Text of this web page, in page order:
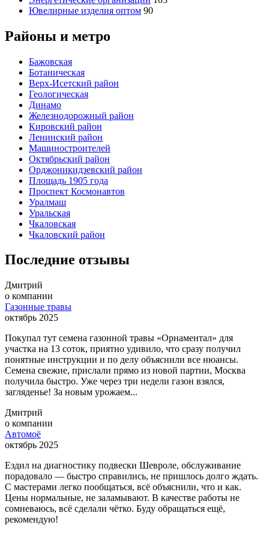
Ювелирные изделия оптом 90
Районы и метро
Бажовская
Ботаническая
Верх-Исетский район
Геологическая
Динамо
Железнодорожный район
Кировский район
Ленинский район
Машиностроителей
Октябрьский район
Орджоникидзевский район
Площадь 1905 года
Проспект Космонавтов
Уралмаш
Уральская
Чкаловская
Чкаловский район
Последние отзывы
Дмитрий
о компании
Газонные травы
октябрь 2025
Покупал тут семена газонной травы «Орнаментал» для
участка на 13 соток, приятно удивило, что сразу получил
понятные инструкции и по делу объяснили все нюансы.
Семена свежие, прислали прямо из новой партии, Москва
получила быстро. Уже через три недели газон взялся,
загляденье! За новым урожаем...
Дмитрий
о компании
Автомоё
октябрь 2025
Ездил на диагностику подвески Шевроле, обслуживание
порадовало — быстро справились, не пришлось долго ждать.
С мастерами легко пообщаться, всё объяснили, что и как.
Цены нормальные, не заламывают. В качестве работы не
сомневаюсь, всё сделали чётко. Буду обращаться ещё,
рекомендую!